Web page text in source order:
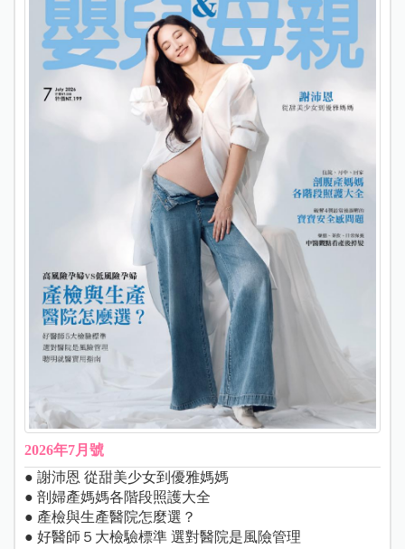
2026年7月號
● 謝沛恩 從甜美少女到優雅媽媽
● 剖婦產媽媽各階段照護大全
● 產檢與生產醫院怎麼選？
● 好醫師５大檢驗標準 選對醫院是風險管理